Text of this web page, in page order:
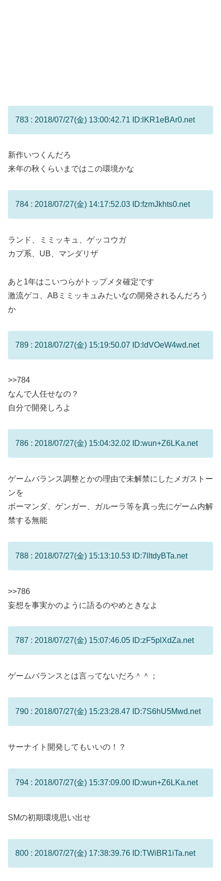
783 : 2018/07/27(金) 13:00:42.71 ID:lKR1eBAr0.net
新作いつくんだろ
来年の秋くらいまではこの環境かな
784 : 2018/07/27(金) 14:17:52.03 ID:fzmJkhts0.net
ランド、ミミッキュ、ゲッコウガ
カプ系、UB、マンダリザ
あと1年はこいつらがトップメタ確定です
激流ゲコ、ABミミッキュみたいなの開発されるんだろう
か
789 : 2018/07/27(金) 15:19:50.07 ID:ldVOeW4wd.net
>>784
なんで人任せなの？
自分で開発しろよ
786 : 2018/07/27(金) 15:04:32.02 ID:wun+Z6LKa.net
ゲームバランス調整とかの理由で未解禁にしたメガストー
ンを
ボーマンダ、ゲンガー、ガルーラ等を真っ先にゲーム内解
禁する無能
788 : 2018/07/27(金) 15:13:10.53 ID:7lltdyBTa.net
>>786
妄想を事実かのように語るのやめときなよ
787 : 2018/07/27(金) 15:07:46.05 ID:zF5plXdZa.net
ゲームバランスとは言ってないだろ＾＾；
790 : 2018/07/27(金) 15:23:28.47 ID:7S6hU5Mwd.net
サーナイト開発してもいいの！？
794 : 2018/07/27(金) 15:37:09.00 ID:wun+Z6LKa.net
SMの初期環境思い出せ
800 : 2018/07/27(金) 17:38:39.76 ID:TWiBR1iTa.net